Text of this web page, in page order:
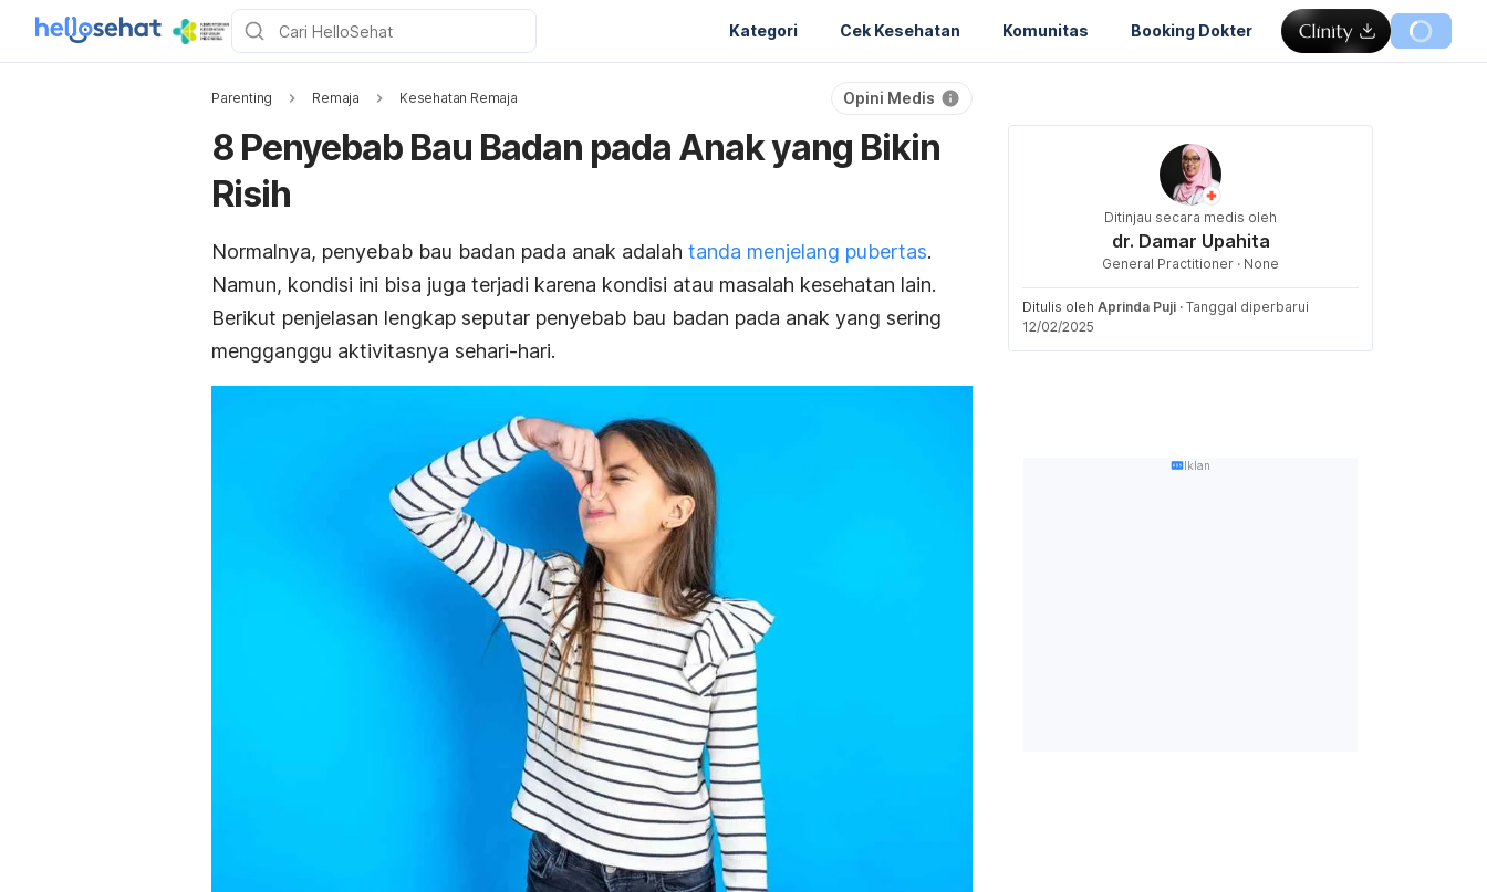
Kategori Cek Kesehatan Komunitas Booking Dokter
Parenting Remaja Kesehatan Remaja Opini Medis
8 Penyebab Bau Badan pada Anak yang Bikin
Risih
Normalnya, penyebab bau badan pada anak adalah tanda menjelang pubertas.
Namun, kondisi ini bisa juga terjadi karena kondisi atau masalah kesehatan lain.
Berikut penjelasan lengkap seputar penyebab bau badan pada anak yang sering
mengganggu aktivitasnya sehari-hari.
Ditinjau secara medis oleh
dr. Damar Upahita
General Practitioner · None
Ditulis oleh Aprinda Puji · Tanggal diperbarui
12/02/2025
Iklan